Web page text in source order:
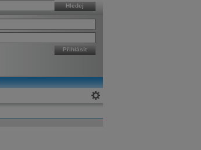
Hledej
Přihlásit